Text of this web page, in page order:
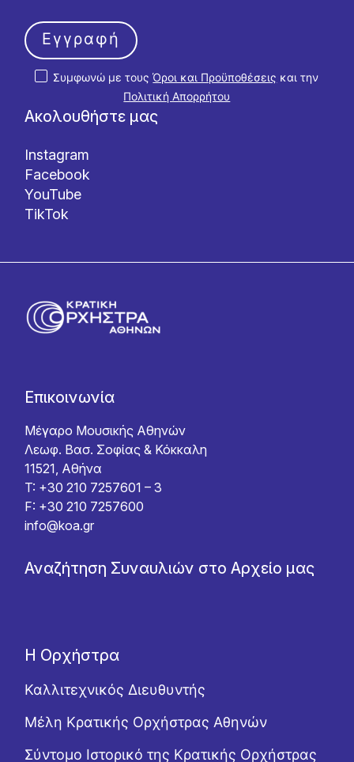
Ακολουθήστε μας
Instagram
Facebook
YouTube
TikTok
Συμφωνώ με τουςΌροι και Προϋποθέσεις και την
Πολιτική Απορρήτου
Εγγραφή
Επικοινωνία
Μέγαρο Μουσικής Αθηνών
Λεωφ. Βασ. Σοφίας & Κόκκαλη
11521, Αθήνα
T: +30 210 7257601 – 3
F: +30 210 7257600
info@koa.gr
Αναζήτηση Συναυλιών στο Αρχείο μας
Η Ορχήστρα
Καλλιτεχνικός Διευθυντής
Μέλη Κρατικής Ορχήστρας Αθηνών
Σύντομο Ιστορικό της Κρατικής Ορχήστρας